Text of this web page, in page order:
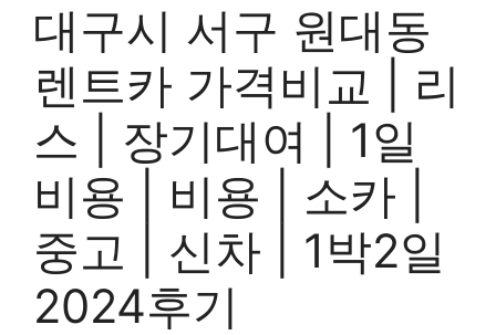
대구시 서구 원대동
렌트카 가격비교 | 리
스 | 장기대여 | 1일
비용 | 비용 | 소카 |
중고 | 신차 | 1박2일
2024후기